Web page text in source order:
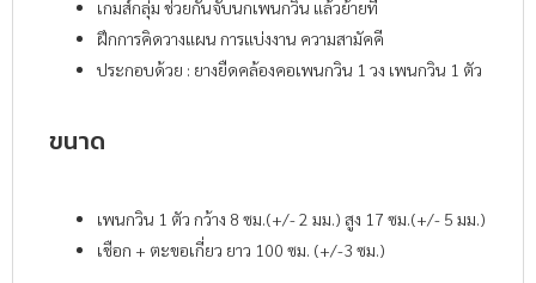
เกมส์กลุ่ม ช่วยกันจับนกเพนกวิน แล้วย้ายที่
ฝึกการคิดวางแผน การแบ่งงาน ความสามัคคี
ประกอบด้วย : ยางยืดคล้องคอเพนกวิน 1 วง เพนกวิน 1 ตัว
ขนาด
เพนกวิน 1 ตัว กว้าง 8 ซม.(+/- 2 มม.) สูง 17 ซม.(+/- 5 มม.)
เชือก + ตะขอเกี่ยว ยาว 100 ซม. (+/-3 ซม.)